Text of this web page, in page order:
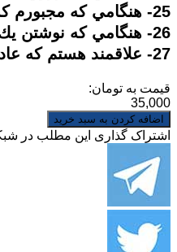
25- هنگامي كه مجبورم كه مقاله‌اي را تا تاريخ معيّني ارائه دهم، از چندين روز قبل آنرا آماده مي‌كنم.
26- هنگامي كه نوشتن يك مقاله را به تأخير مي‌اندازم، احساس بدي به من دست مي‌دهد.
27- علاقمند هستم كه عادات اهمالكاري و امروز و فردا كردن در نوشتن مقالات را تغيير دهم.
قیمت به تومان:
35,000
اشتراک گذاری این مطلب در